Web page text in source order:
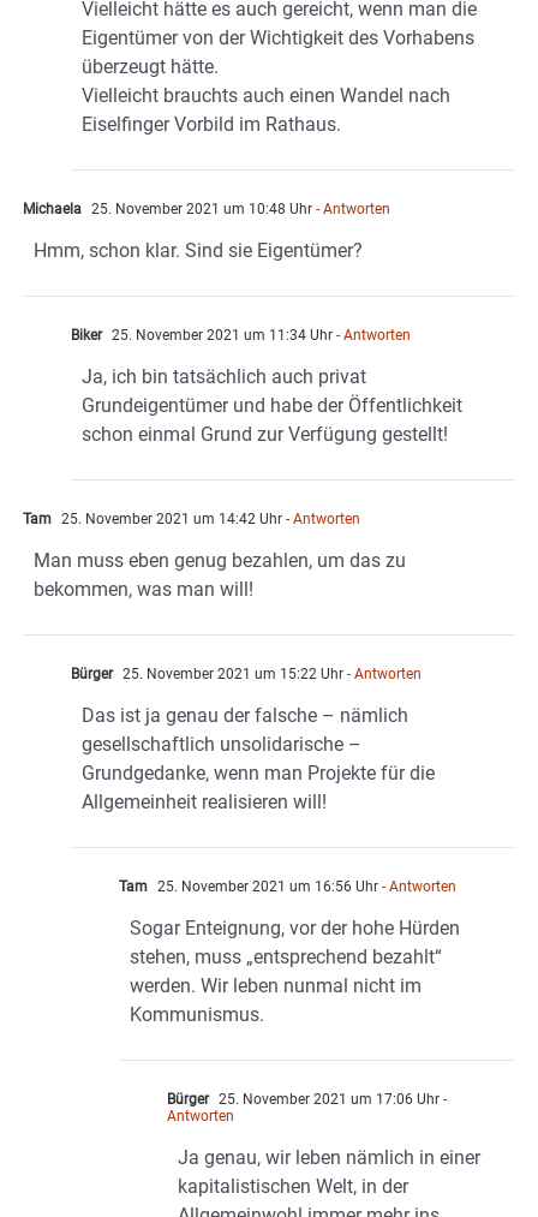
Vielleicht hätte es auch gereicht, wenn man die
Eigentümer von der Wichtigkeit des Vorhabens
überzeugt hätte.
Vielleicht brauchts auch einen Wandel nach
Eiselfinger Vorbild im Rathaus.
Michaela 25. November 2021 um 10:48 Uhr - Antworten
Hmm, schon klar. Sind sie Eigentümer?
Biker 25. November 2021 um 11:34 Uhr - Antworten
Ja, ich bin tatsächlich auch privat
Grundeigentümer und habe der Öffentlichkeit
schon einmal Grund zur Verfügung gestellt!
Tam 25. November 2021 um 14:42 Uhr - Antworten
Man muss eben genug bezahlen, um das zu
bekommen, was man will!
Bürger 25. November 2021 um 15:22 Uhr - Antworten
Das ist ja genau der falsche – nämlich
gesellschaftlich unsolidarische –
Grundgedanke, wenn man Projekte für die
Allgemeinheit realisieren will!
Tam 25. November 2021 um 16:56 Uhr - Antworten
Sogar Enteignung, vor der hohe Hürden
stehen, muss „entsprechend bezahlt“
werden. Wir leben nunmal nicht im
Kommunismus.
Bürger 25. November 2021 um 17:06 Uhr -
Antworten
Ja genau, wir leben nämlich in einer
kapitalistischen Welt, in der